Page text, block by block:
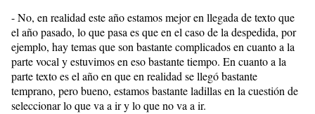
- No, en realidad este año estamos mejor en llegada de texto que
el año pasado, lo que pasa es que en el caso de la despedida, por
ejemplo, hay temas que son bastante complicados en cuanto a la
parte vocal y estuvimos en eso bastante tiempo. En cuanto a la
parte texto es el año en que en realidad se llegó bastante
temprano, pero bueno, estamos bastante ladillas en la cuestión de
seleccionar lo que va a ir y lo que no va a ir.